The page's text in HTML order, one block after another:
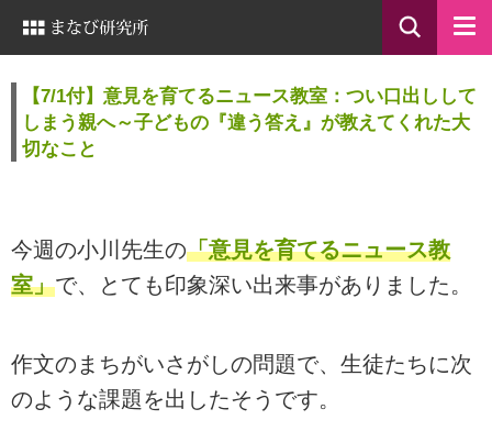
【7/1付】意見を育てるニュース教室：つい口出しして
しまう親へ～子どもの『違う答え』が教えてくれた大
切なこと
今週の小川先生の「意見を育てるニュース教
室」で、とても印象深い出来事がありました。
作文のまちがいさがしの問題で、生徒たちに次
のような課題を出したそうです。